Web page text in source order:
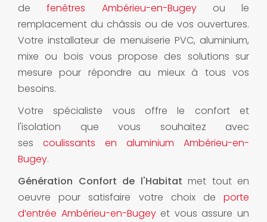
defenêtres Ambérieu-en-Bugeyou le
remplacement du châssis ou de vos ouvertures.
Votre installateur de menuiserie PVC, aluminium,
mixe ou bois vous propose des solutions sur
mesure pour répondre au mieux à tous vos
besoins.
Votre spécialiste vous offre le confort et
l'isolation que vous souhaitez avec
ses coulissants en aluminium Ambérieu-en-
Bugey.
Génération Confort de l'Habitat met tout en
oeuvre pour satisfaire votre choix de porte
d’entrée Ambérieu-en-Bugeyet vous assure un